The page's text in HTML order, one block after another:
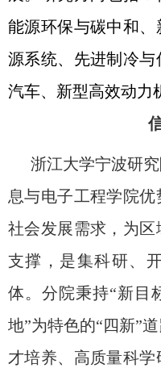
能源环保与碳中和
源系统、 先进制冷
汽车、新型高效动力
浙江大学宁波研
息与电子工程学院
社会发展需求，为
支撑，是集科研、
体。分院秉持“新目
地”为特色的“四新”
才培养、高质量科